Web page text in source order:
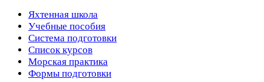
Яхтенная школа
Учебные пособия
Cистема подготовки
Список курсов
Морская практика
Формы подготовки